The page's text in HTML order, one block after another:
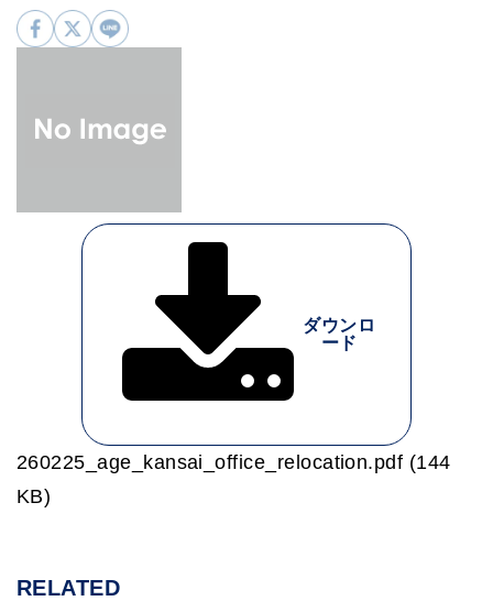
ダウンロ
ード
260225_age_kansai_office_relocation.pdf (144
KB)
RELATED